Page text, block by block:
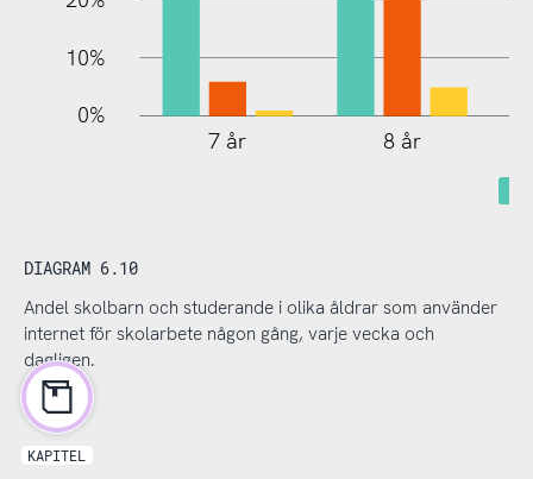
10%
0%
7 år 8 år
DIAGRAM 6.10
Andel skolbarn och studerande i olika åldrar som använder
internet för skolarbete någon gång, varje vecka och
dagligen.
KAPITEL